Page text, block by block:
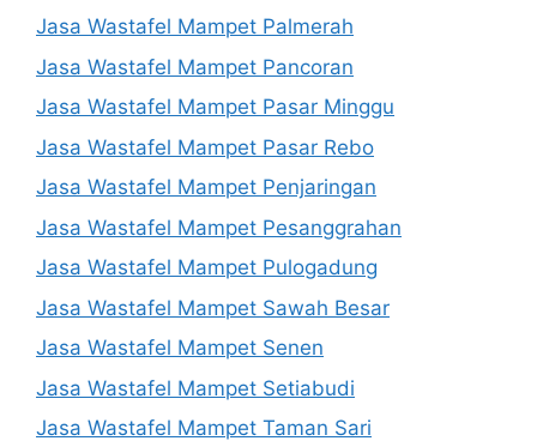
Jasa Wastafel Mampet Palmerah
Jasa Wastafel Mampet Pancoran
Jasa Wastafel Mampet Pasar Minggu
Jasa Wastafel Mampet Pasar Rebo
Jasa Wastafel Mampet Penjaringan
Jasa Wastafel Mampet Pesanggrahan
Jasa Wastafel Mampet Pulogadung
Jasa Wastafel Mampet Sawah Besar
Jasa Wastafel Mampet Senen
Jasa Wastafel Mampet Setiabudi
Jasa Wastafel Mampet Taman Sari